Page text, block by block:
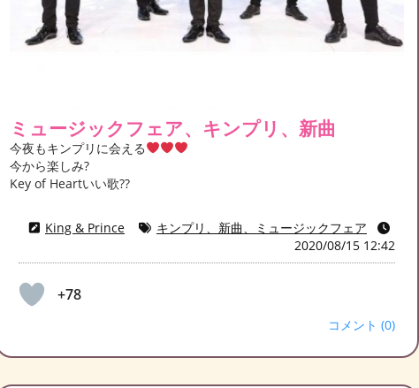
ミュージックフェア、キンプリ、新曲
今夜もキンプリに会える
今から楽しみ?
Key of Heartいい歌??
King & Prince
キンプリ、新曲、ミュージックフェア
2020/08/15 12:42
+78
コメント (0)